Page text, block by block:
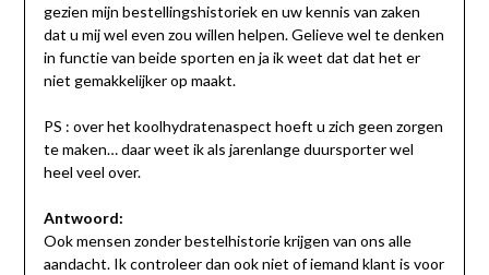
gezien mijn bestellingshistoriek en uw kennis van zaken
dat u mij wel even zou willen helpen. Gelieve wel te denken
in functie van beide sporten en ja ik weet dat dat het er
niet gemakkelijker op maakt.
PS : over het koolhydratenaspect hoeft u zich geen zorgen
te maken… daar weet ik als jarenlange duursporter wel
heel veel over.
Antwoord:
Ook mensen zonder bestelhistorie krijgen van ons alle
aandacht. Ik controleer dan ook niet of iemand klant is voor